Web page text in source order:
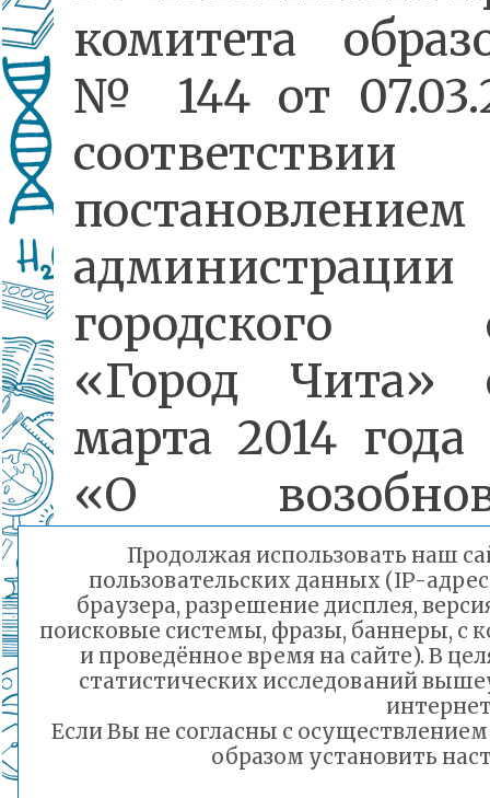
комитета
№ 144 от
постановлением
администрации
городского
«Город Чита»
марта 2014
«О
учебного
внешкольных
образовательных
учреждениях
Продолжая использовать наш
пользовательских данных (IP-
браузера, разрешение дисплея,
поисковые системы, фразы, баннеры, с
и проведённое время на сайте). В
статистических исследований
Если Вы не согласны с
образом установить